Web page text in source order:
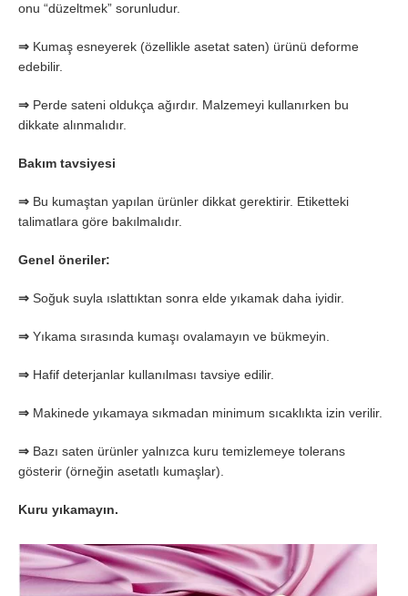
onu “düzeltmek” sorunludur.
⇒ Kumaş esneyerek (özellikle asetat saten) ürünü deforme
edebilir.
⇒ Perde sateni oldukça ağırdır. Malzemeyi kullanırken bu
dikkate alınmalıdır.
Bakım tavsiyesi
⇒ Bu kumaştan yapılan ürünler dikkat gerektirir. Etiketteki
talimatlara göre bakılmalıdır.
Genel öneriler:
⇒ Soğuk suyla ıslattıktan sonra elde yıkamak daha iyidir.
⇒ Yıkama sırasında kumaşı ovalamayın ve bükmeyin.
⇒ Hafif deterjanlar kullanılması tavsiye edilir.
⇒ Makinede yıkamaya sıkmadan minimum sıcaklıkta izin verilir.
⇒ Bazı saten ürünler yalnızca kuru temizlemeye tolerans
gösterir (örneğin asetatlı kumaşlar).
Kuru yıkamayın.